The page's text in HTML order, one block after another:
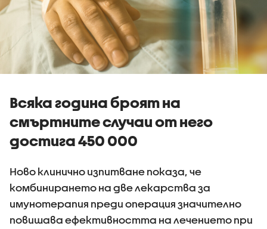
Всяка година броят на
смъртните случаи от него
достига 450 000
Ново клинично изпитване показа, че
комбинирането на две лекарства за
имунотерапия преди операция значително
повишава ефективността на лечението при